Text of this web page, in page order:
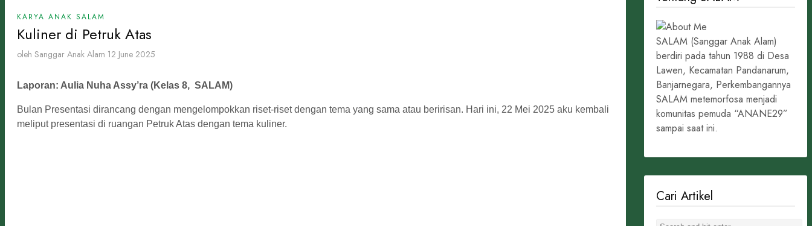
KARYA ANAK SALAM
Kuliner di Petruk Atas
oleh Sanggar Anak Alam 12 June 2025
Laporan: Aulia Nuha Assy’ra (Kelas 8, SALAM)
Bulan Presentasi dirancang dengan mengelompokkan riset-riset dengan tema yang sama atau beririsan. Hari ini, 22 Mei 2025 aku kembali
meliput presentasi di ruangan Petruk Atas dengan tema kuliner.
SALAM (Sanggar Anak Alam)
berdiri pada tahun 1988 di Desa
Lawen, Kecamatan Pandanarum,
Banjarnegara, Perkembangannya
SALAM metemorfosa menjadi
komunitas pemuda “ANANE29”
sampai saat ini.
Cari Artikel